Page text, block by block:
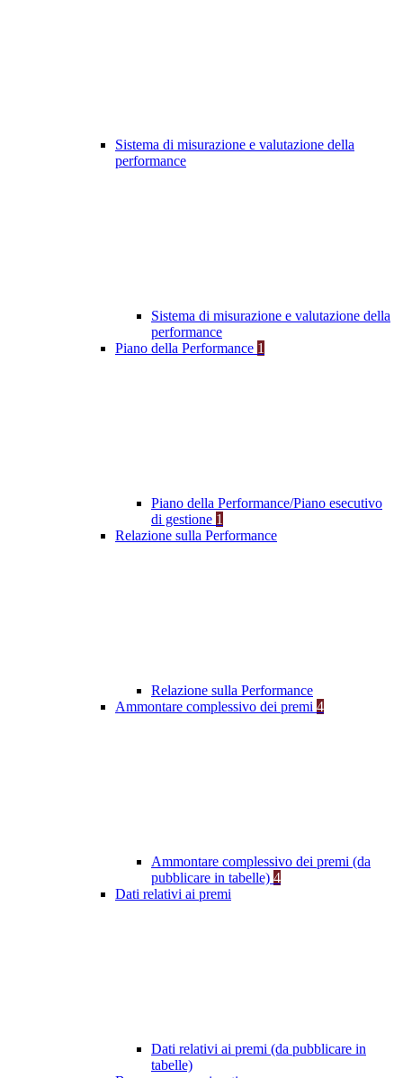
Sistema di misurazione e valutazione della
performance
Sistema di misurazione e valutazione della
performance
Piano della Performance 1
Piano della Performance/Piano esecutivo
di gestione 1
Relazione sulla Performance
Relazione sulla Performance
Ammontare complessivo dei premi 4
Ammontare complessivo dei premi (da
pubblicare in tabelle) 4
Dati relativi ai premi
Dati relativi ai premi (da pubblicare in
tabelle)